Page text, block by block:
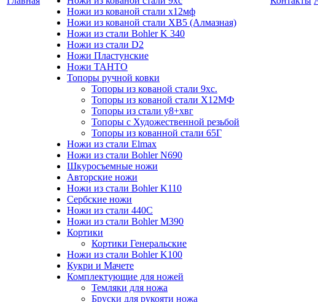
Ножи из кованой стали х12мф
Ножи из кованой стали ХВ5 (Алмазная)
Ножи из стали Bohler K 340
Ножи из стали D2
Ножи Пластунские
Ножи ТАНТО
Топоры ручной ковки
Топоры из кованой стали 9хс.
Топоры из кованой стали Х12МФ
Топоры из стали у8+хвг
Топоры с Художественной резьбой
Топоры из кованной стали 65Г
Ножи из стали Elmax
Ножи из стали Bohler N690
Шкуросъемные ножи
Авторские ножи
Ножи из стали Bohler K110
Сербские ножи
Ножи из стали 440С
Ножи из стали Bohler M390
Кортики
Кортики Генеральские
Ножи из стали Bohler K100
Кукри и Мачете
Комплектующие для ножей
Темляки для ножа
Бруски для рукояти ножа